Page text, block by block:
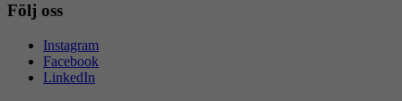
Följ oss
Instagram
Facebook
LinkedIn